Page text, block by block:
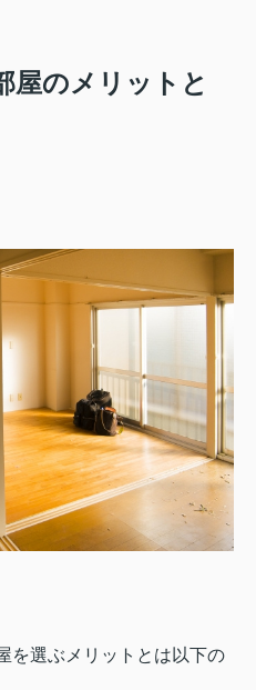
屋のメリットと
選ぶメリットとは以下の